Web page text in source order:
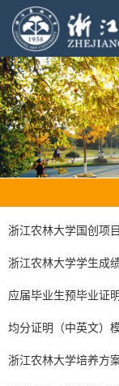
浙江农林大学国创项
浙江农林大学学生成
应届毕业生预毕业证
均分证明（中英文）
浙江农林大学培养方